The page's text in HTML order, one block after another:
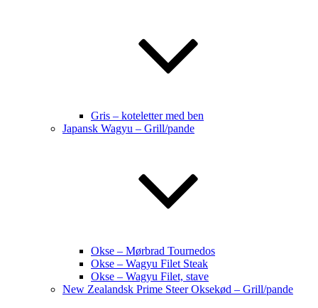
Gris – koteletter med ben
Japansk Wagyu – Grill/pande
Okse – Mørbrad Tournedos
Okse – Wagyu Filet Steak
Okse – Wagyu Filet, stave
New Zealandsk Prime Steer Oksekød – Grill/pande